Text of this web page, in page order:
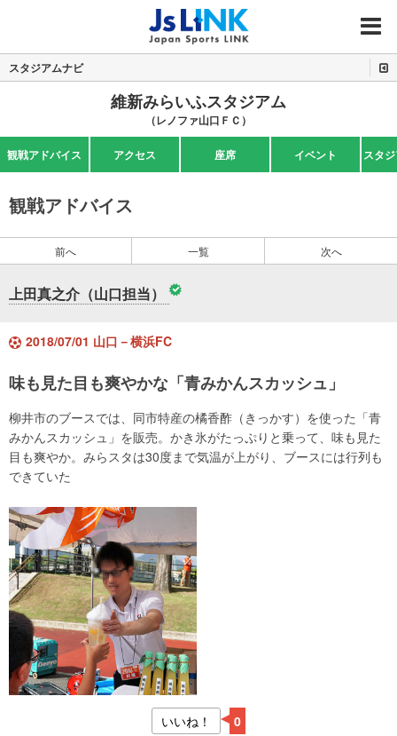
MENU
スタジアムナビ
維新みらいふスタジアム
（レノファ山口ＦＣ）
観戦アドバイス アクセス 座席 イベント スタ
観戦アドバイス
前へ 一覧 次へ
上田真之介（山口担当）
2018/07/01 山口－横浜FC
味も見た目も爽やかな「青みかんスカッシュ」
柳井市のブースでは、同市特産の橘香酢（きっかす）を使った「青
みかんスカッシュ」を販売。かき氷がたっぷりと乗って、味も見た
目も爽やか。みらスタは30度まで気温が上がり、ブースには行列も
できていた
いいね！ 0